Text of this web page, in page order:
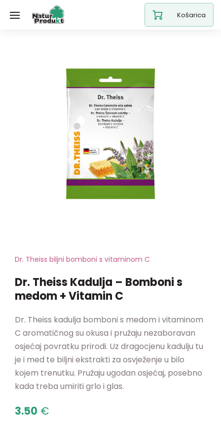
Košarica
Dr. Theiss biljni bomboni s vitaminom C
Dr. Theiss Kadulja – Bomboni s
medom + Vitamin C
Dr. Theiss kadulja bomboni s medom i vitaminom
C aromatičnog su okusa i pružaju nezaboravan
osjećaj povratku prirodi. Uz dragocjenu kadulju tu
je i med te biljni ekstrakti za osvježenje u bilo
kojem trenutku. Pružaju ugodan osjećaj, posebno
kada treba umiriti grlo i glas.
3.50 €